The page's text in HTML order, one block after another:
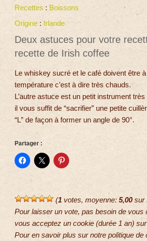
Recettes : Boissons
Origine : Irlande
Deux astuces pour votre
recette de Irish coffee
Le whiskey sucré et le café doivent être
température c’est à dire très chauds.
L’autre astuce est un petit instrument
il vous suffit de “sacrifier” une petite
“L” de façon à former un angle de 90°.
Partager :
(1 votes, moyenne: 5,00sur
Pour laisser un vote, pas besoin de vous
vous acceptez un cookie (durée 1 an)
Pour en savoir plus sur notre politique de